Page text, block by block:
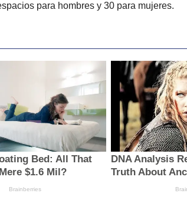
para hombres y 30 para mujeres.